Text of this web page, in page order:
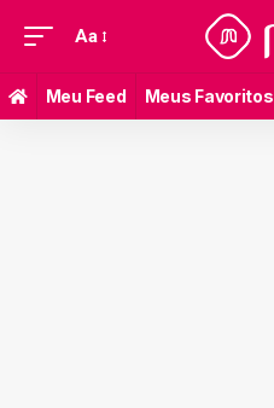
Aa
Meu Feed Meus Favoritos